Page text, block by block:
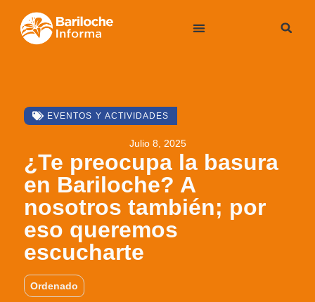
EVENTOS Y ACTIVIDADES
Julio 8, 2025
¿Te preocupa la basura
en Bariloche? A
nosotros también; por
eso queremos
escucharte
Ordenado